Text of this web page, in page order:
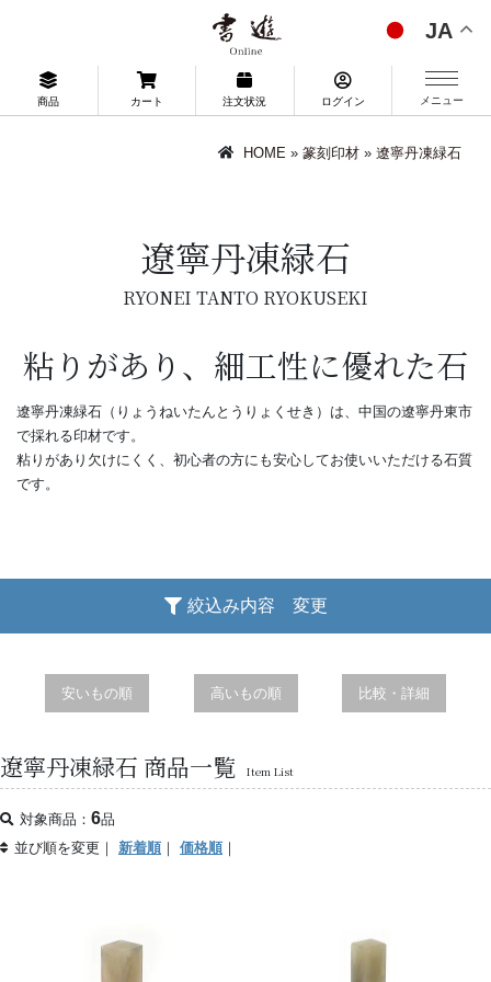
JA
商品 カート 注文状況 ログイン メニュー
HOME » 篆刻印材 » 遼寧丹凍緑石
遼寧丹凍緑石
RYONEI TANTO RYOKUSEKI
粘りがあり、細工性に優れた石
遼寧丹凍緑石（りょうねいたんとうりょくせき）は、中国の遼寧丹東市
で採れる印材です。
粘りがあり欠けにくく、初心者の方にも安心してお使いいただける石質
です。
絞込み内容 変更
安いもの順 高いもの順 比較・詳細
遼寧丹凍緑石 商品一覧 Item List
対象商品： 6品
並び順を変更｜ 新着順｜ 価格順｜